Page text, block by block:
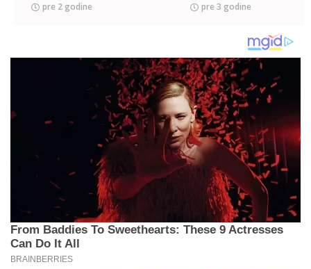
pre 2 godine
ulaže
pre 3 godine